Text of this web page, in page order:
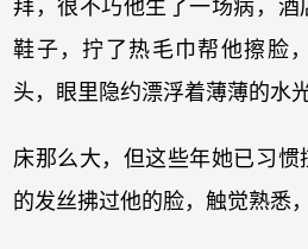
拜，很不巧他生了一场病，酒
鞋子，拧了热毛巾帮他擦脸
头，眼里隐约漂浮着薄薄的水光
床那么大，但这些年她已习
的发丝拂过他的脸，触觉熟悉